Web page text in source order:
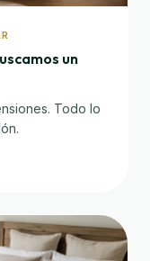
un
Todo lo